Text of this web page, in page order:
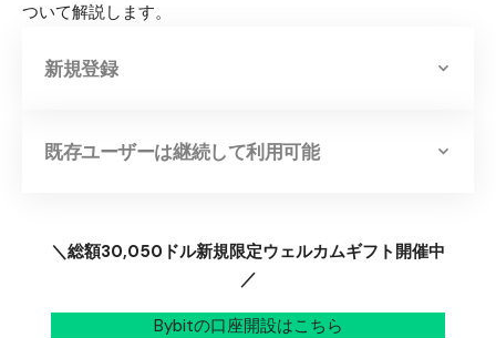
ついて解説します。
新規登録
既存ユーザーは継続して利用可能
＼総額30,050ドル新規限定ウェルカムギフト開催中
／
Bybitの口座開設はこちら